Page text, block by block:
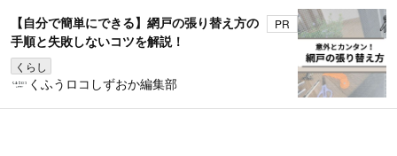
【自分で簡単にできる】網戸の張り替え方の
手順と失敗しないコツを解説！
くらし
PR
くふうロコしずおか編集部